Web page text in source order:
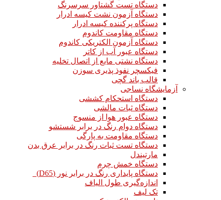
دستگاه تست گشتاور سرسرنگ
دستگاه آزمون نشت کیسه ادرار
دستگاه پرکننده کیسه ادرار
دستگاه مقاومت کاندوم
دستگاه آزمون الکتریکی کاندوم
دستگاه عبور آب از کاتر
دستگاه نشتی مایع از اتصال تخلیه
فیکسچر نفوذ پذیری سوزن
قالب باند گچی
آزمایشگاه نساجی
دستگاه استحکام کششی
دستگاه ثبات مالشی
دستگاه عبور هوا از منسوج
دستگاه دوام رنگ در برابر شستشو
دستگاه مقاومت به پارگی
دستگاه تست ثبات رنگ در برابر عرق بدن
مارتیندل
دستگاه خمش چرم
دستگاه پایداری رنگ در برابر نور (D65)
اندازه‌گیری طول الیاف
تک لیف